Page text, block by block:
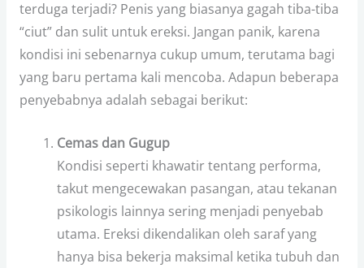
terduga terjadi? Penis yang biasanya gagah tiba-tiba
“ciut” dan sulit untuk ereksi. Jangan panik, karena
kondisi ini sebenarnya cukup umum, terutama bagi
yang baru pertama kali mencoba. Adapun beberapa
penyebabnya adalah sebagai berikut:
Cemas dan Gugup
Kondisi seperti khawatir tentang performa,
takut mengecewakan pasangan, atau tekanan
psikologis lainnya sering menjadi penyebab
utama. Ereksi dikendalikan oleh saraf yang
hanya bisa bekerja maksimal ketika tubuh dan